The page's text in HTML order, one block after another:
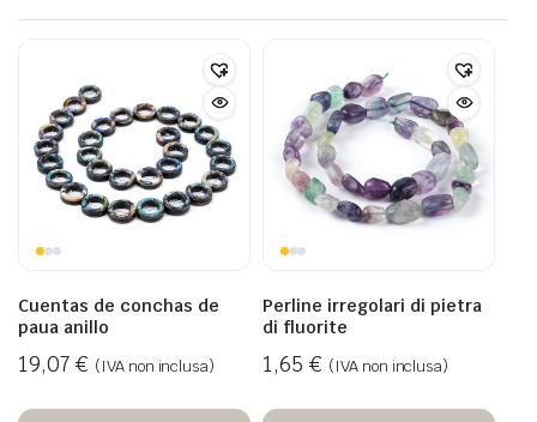
Cuentas de conchas de
paua anillo
19,07 € (IVA non inclusa)
Perline irregolari di pietra
di fluorite
1,65 € (IVA non inclusa)